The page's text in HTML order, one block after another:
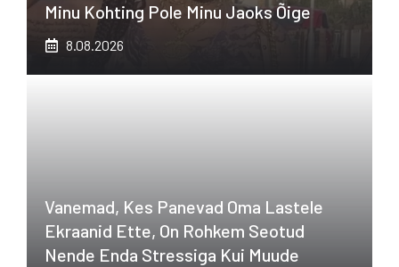
Minu Kohting Pole Minu Jaoks Õige
8.08.2026
Vanemad, Kes Panevad Oma Lastele
Ekraanid Ette, On Rohkem Seotud
Nende Enda Stressiga Kui Muude